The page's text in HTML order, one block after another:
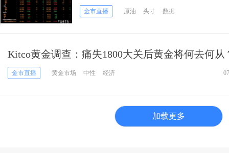
头押注降至近9月新低(6月28日当
金市直播 原油 头寸 数据
Kitco黄金调查：痛失1800大关后黄金将何去何从
利好或引发一波反弹
金市直播 黄金市场 中性 经济
加载更多